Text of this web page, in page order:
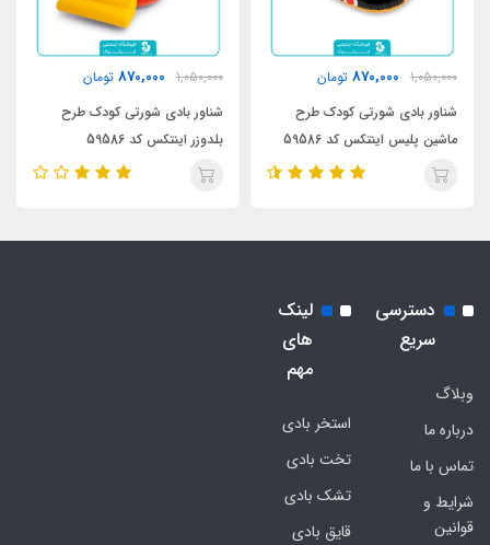
1,050,000
870,000 تومان
شناور بادی شورتی کودک طرح
ماشین پلیس اینتکس کد 59586
1,050,000
870,000 تومان
شناور بادی شورتی کودک طرح
بلدوزر اینتکس کد 59586
دسترسی
سریع
وبلاگ
درباره ما
تماس با ما
شرایط و
قوانین
لینک
های
مهم
استخر بادی
تخت بادی
تشک بادی
قایق بادی